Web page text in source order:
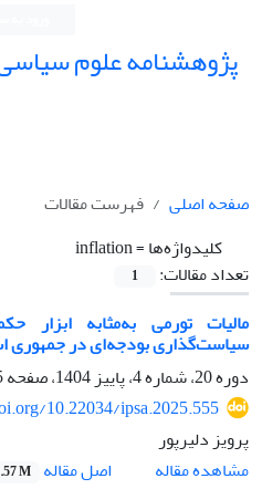
پژوهشنامه علوم
صفحه اصلی
فهرست مقالات
کلیدواژه‌ها =inflation
تعداد مقالات:
1
مالیات تورمی به‌مثابه ابزار
سیاست‌گذاری بودجه‌ای در جمهوری
دوره 20، شماره 4، پاییز 1404، صفحه
10.22034/ipsa.2025.555
پرویز دلیرپور
مشاهده مقاله
اصل مقاله M